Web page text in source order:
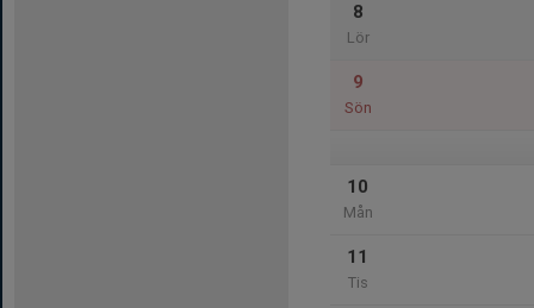
8
Lör
9
Sön
10
Mån
11
Tis